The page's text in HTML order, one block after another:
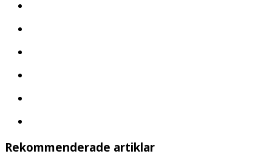
Rekommenderade artiklar